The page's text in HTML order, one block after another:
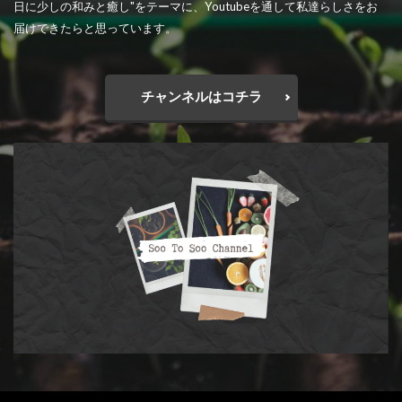
日に少しの和みと癒し"をテーマに、Youtubeを通して私達らしさをお
届けできたらと思っています。
チャンネルはコチラ